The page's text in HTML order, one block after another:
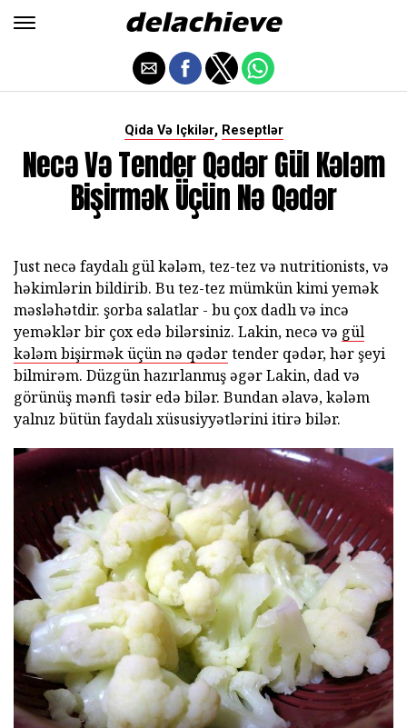
Qida Və Içkilər, Reseptlər
Necə Və Tender Qədər Gül Kələm
Bişirmək Üçün Nə Qədər
Just necə faydalı gül kələm, tez-tez və nutritionists, və
həkimlərin bildirib. Bu tez-tez mümkün kimi yemək
məsləhətdir. şorba salatlar - bu çox dadlı və incə
yeməklər bir çox edə bilərsiniz. Lakin, necə və gül
kələm bişirmək üçün nə qədərtender qədər, hər şeyi
bilmirəm. Düzgün hazırlanmış əgər Lakin, dad və
görünüş mənfi təsir edə bilər. Bundan əlavə, kələm
yalnız bütün faydalı xüsusiyyətlərini itirə bilər.